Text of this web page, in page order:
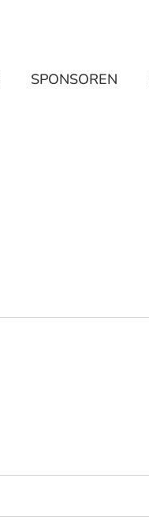
SPONSOREN